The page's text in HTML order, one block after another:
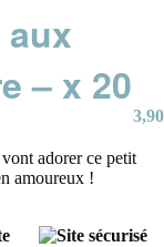
– x 20
3,90
adorer ce petit
amoureux !